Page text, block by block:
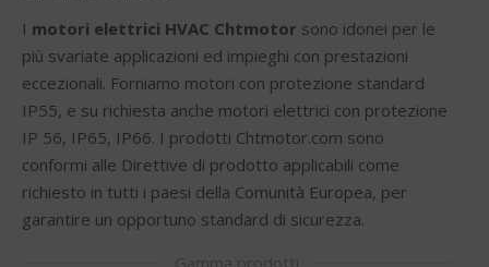
I motori elettrici HVAC Chtmotor sono idonei per le
più svariate applicazioni ed impieghi con prestazioni
eccezionali. Forniamo motori con protezione standard
IP55, e su richiesta anche motori elettrici con protezione
IP 56, IP65, IP66. I prodotti Chtmotor.com sono
conformi alle Direttive di prodotto applicabili come
richiesto in tutti i paesi della Comunità Europea, per
garantire un opportuno standard di sicurezza.